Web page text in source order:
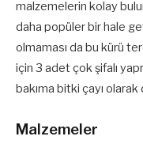
malzemelerin kolay
daha popüler bir hale
olmaması da bu kürü
için 3 adet çok şifalı
bakıma bitki çayı olarak
Malzemeler